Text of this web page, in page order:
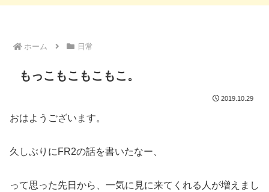
ホーム 日常
もっこもこもこもこ。
2019.10.29
おはようございます。
久しぶりにFR2の話を書いたなー、
って思った先日から、一気に見に来てくれる人が増えまし